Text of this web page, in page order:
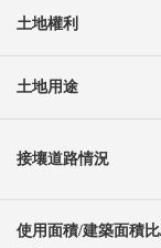
土地權利
土地用途
接壤道路情況
使用面積/建築面積